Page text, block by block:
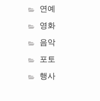
연예
영화
음악
포토
행사